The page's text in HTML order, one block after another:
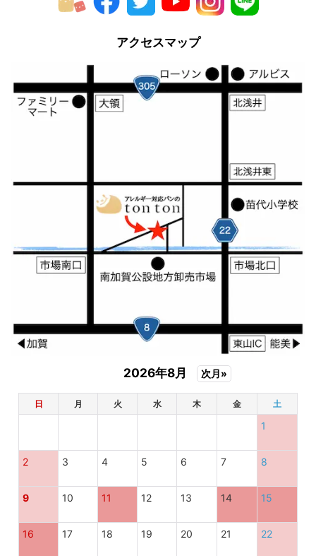
アクセスマップ
2026年8月 次月»
日 月 火 水 木 金 土
1
2 3 4 5 6 7 8
9 10 11 12 13 14 15
16 17 18 19 20 21 22